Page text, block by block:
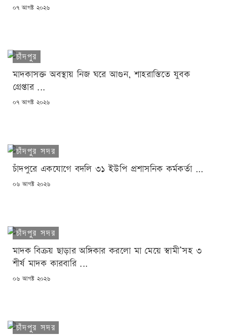
POSTED
০৭ আগষ্ট ২০২৬
চাঁদপুর
মাদকাসক্ত অবস্থায় নিজ ঘরে আগুন, শাহরাস্তিতে যুবক
গ্রেপ্তার ...
POSTED
০৭ আগষ্ট ২০২৬
চাঁদপুর সদর
চাঁদপুরে একযোগে বদলি ৩১ ইউপি প্রশাসনিক কর্মকর্তা ...
POSTED
০৬ আগষ্ট ২০২৬
চাঁদপুর সদর
মাদক বিক্রয় ছাড়ার অঙ্গিকার করলো মা মেয়ে স্বামী’সহ ৩
শীর্ষ মাদক কারবারি ...
POSTED
০৬ আগষ্ট ২০২৬
চাঁদপুর সদর